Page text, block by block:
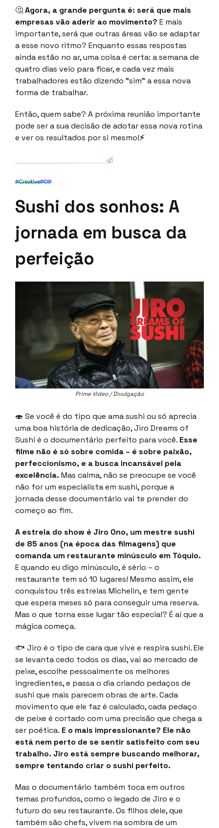
🤔Agora, a grande pergunta é: será que mais
empresas vão aderir ao movimento? E mais
importante, será que outras áreas vão se adaptar
a esse novo ritmo? Enquanto essas respostas
ainda estão no ar, uma coisa é certa: a semana de
quatro dias veio para ficar, e cada vez mais
trabalhadores estão dizendo "sim" a essa nova
forma de trabalhar.
Então, quem sabe? A próxima reunião importante
pode ser a sua decisão de adotar essa nova rotina
e ver os resultados por si mesmo!⚡
Sushi dos sonhos: A
jornada em busca da
perfeição
Prime Video / Divulgação
🍣 Se você é do tipo que ama sushi ou só aprecia
uma boa história de dedicação, Jiro Dreams of
Sushi é o documentário perfeito para você. Esse
filme não é só sobre comida – é sobre paixão,
perfeccionismo, e a busca incansável pela
excelência. Mas calma, não se preocupe se você
não for um especialista em sushi, porque a
jornada desse documentário vai te prender do
começo ao fim.
A estrela do show é Jiro Ono, um mestre sushi
de 85 anos (na época das filmagens) que
comanda um restaurante minúsculo em Tóquio.
E quando eu digo minúsculo, é sério – o
restaurante tem só 10 lugares! Mesmo assim, ele
conquistou três estrelas Michelin, e tem gente
que espera meses só para conseguir uma reserva.
Mas o que torna esse lugar tão especial? É aí que a
mágica começa.
🐟 Jiro é o tipo de cara que vive e respira sushi. Ele
se levanta cedo todos os dias, vai ao mercado de
peixe, escolhe pessoalmente os melhores
ingredientes, e passa o dia criando pedaços de
sushi que mais parecem obras de arte. Cada
movimento que ele faz é calculado, cada pedaço
de peixe é cortado com uma precisão que chega a
ser poética. E o mais impressionante? Ele não
está nem perto de se sentir satisfeito com seu
trabalho. Jiro está sempre buscando melhorar,
sempre tentando criar o sushi perfeito.
Mas o documentário também toca em outros
temas profundos, como o legado de Jiro e o
futuro do seu restaurante. Os filhos dele, que
também são chefs, vivem na sombra de um